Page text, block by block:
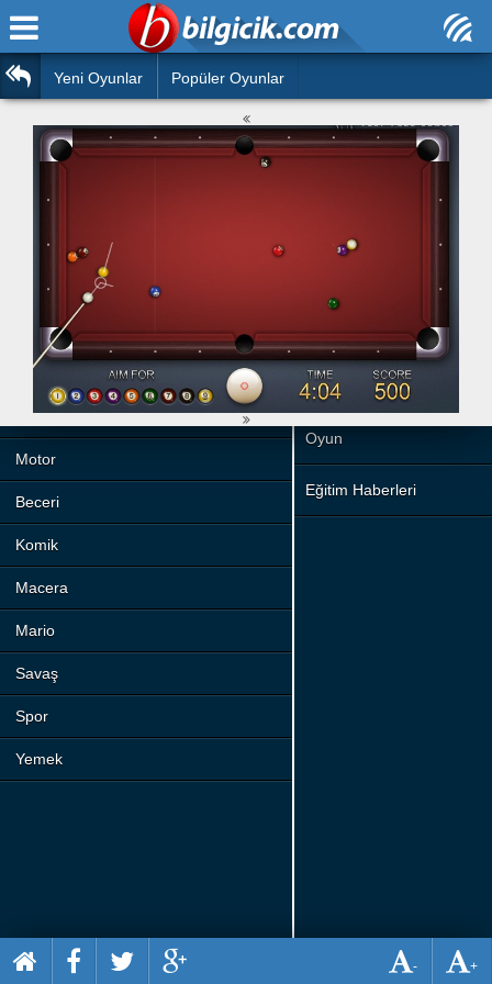
Araba
Barbie
Boyama
Futbol
Çocuk
Angry Birds
Silah
Basketbol
Motor
Beceri
Komik
Macera
Mario
Savaş
Spor
Yemek
Ana Sayfa
Bilmeceler
Hızlı Okuma Testi
Hesaplamalar
Oyun
Eğitim Haberleri
Yeni Oyunlar Popüler Oyunlar
+
-